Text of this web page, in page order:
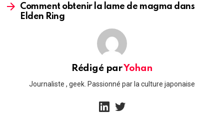
Comment obtenir la lame de magma dans
Elden Ring
Rédigé parYohan
Journaliste , geek. Passionné par la culture japonaise